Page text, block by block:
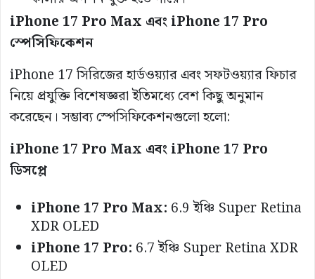
iPhone 17 Pro Max এবং iPhone 17 Pro
স্পেসিফিকেশন
iPhone 17 সিরিজের হার্ডওয়্যার এবং সফটওয়্যার ফিচার
নিয়ে প্রযুক্তি বিশেষজ্ঞরা ইতিমধ্যে বেশ কিছু অনুমান
করেছেন। সম্ভাব্য স্পেসিফিকেশনগুলো হলো:
iPhone 17 Pro Max এবং iPhone 17 Pro
ডিসপ্লে
iPhone 17 Pro Max: 6.9 ইঞ্চি Super Retina
XDR OLED
iPhone 17 Pro: 6.7 ইঞ্চি Super Retina XDR
OLED